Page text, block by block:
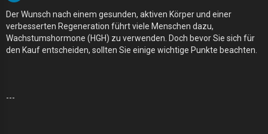
Der Wunsch nach einem gesunden, aktiven Körper und einer
verbesserten Regeneration führt viele Menschen dazu,
Wachstumshormone (HGH) zu verwenden. Doch bevor Sie sich für
den Kauf entscheiden, sollten Sie einige wichtige Punkte beachten.
---